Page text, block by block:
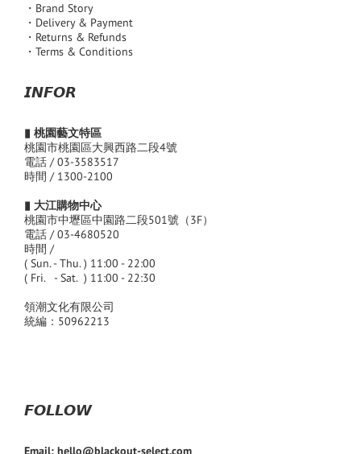
・Brand Story
・Delivery & Payment
・Returns & Refunds
・Terms & Conditions
𝙄𝙉𝙁𝙊𝙍
▮ 桃園藝文特區
桃園市桃園區大興西路二段4號
電話 / 03-3583517
時間 / 1300-2100
▮ 大江購物中心
桃園市中壢區中園路二段501號（3F）
電話 / 03-4680520
時間 /
( Sun. - Thu. ) 11:00 - 22:00
( Fri. - Sat. ) 11:00 - 22:30
領潮文化有限公司
統編：50962213
𝙁𝙊𝙇𝙇𝙊𝙒
Email: hello@blackout-select.com